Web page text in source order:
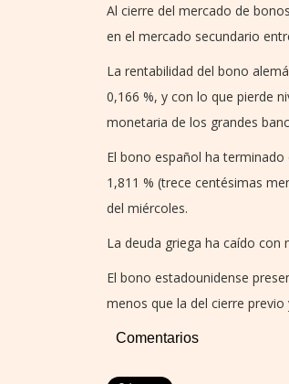
Al cierre del mercado de
en el mercado secundario
La rentabilidad del bono
0,166 %, y con lo que pierde
monetaria de los grandes
El bono español ha
1,811 % (trece centésimas
del miércoles.
La deuda griega ha caído
El bono estadounidense
menos que la del cierre
Comentarios